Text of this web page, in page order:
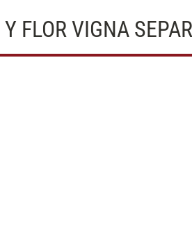
FLOR VIGNA